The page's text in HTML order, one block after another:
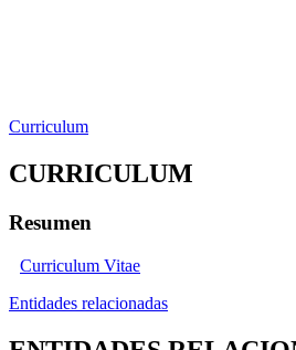
Curriculum
CURRICULUM
Resumen
Curriculum Vitae
Entidades relacionadas